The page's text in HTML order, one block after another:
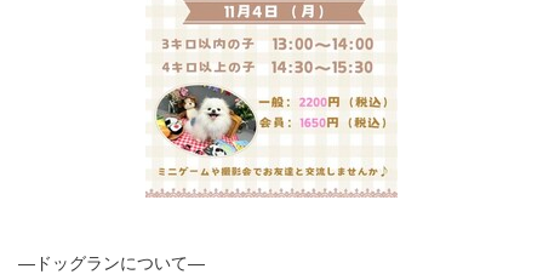
―ドッグランについて―